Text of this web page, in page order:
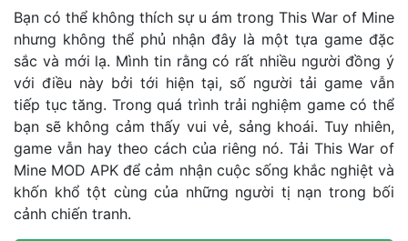
Bạn có thể không thích sự u ám trong This War of Mine
nhưng không thể phủ nhận đây là một tựa game đặc
sắc và mới lạ. Mình tin rằng có rất nhiều người đồng ý
với điều này bởi tới hiện tại, số người tải game vẫn
tiếp tục tăng. Trong quá trình trải nghiệm game có thể
bạn sẽ không cảm thấy vui vẻ, sảng khoái. Tuy nhiên,
game vẫn hay theo cách của riêng nó. Tải This War of
Mine MOD APK để cảm nhận cuộc sống khắc nghiệt và
khốn khổ tột cùng của những người tị nạn trong bối
cảnh chiến tranh.